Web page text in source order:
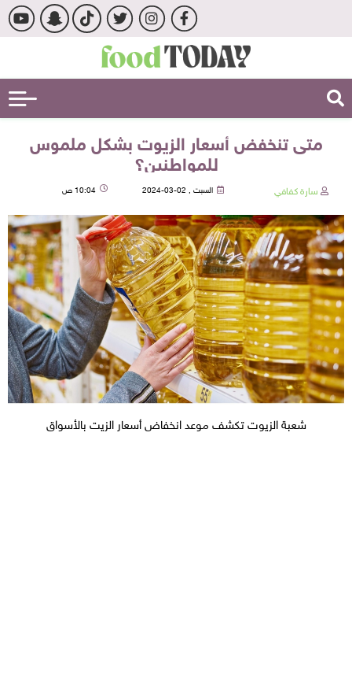
متى تنخفض أسعار الزيوت بشكل ملموس
للمواطنين؟
سارة كفافي السبت , 02-03-2024 10:04 ص
شعبة الزيوت تكشف موعد انخفاض أسعار الزيت بالأسواق